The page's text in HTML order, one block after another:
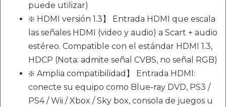
puede utilizar)
❇️ HDMI versión 1.3】 Entrada HDMI que escala
las señales HDMI (video y audio) a Scart + audio
estéreo. Compatible con el estándar HDMI 1.3,
HDCP (Nota: admite señal CVBS, no señal RGB)
❇️ Amplia compatibilidad】 Entrada HDMI:
conecte su equipo como Blue-ray DVD, PS3 /
PS4 / Wii / Xbox / Sky box, consola de juegos u